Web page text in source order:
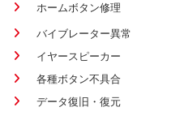
ホームボタン修理
バイブレーター異常
イヤースピーカー
各種ボタン不具合
データ復旧・復元